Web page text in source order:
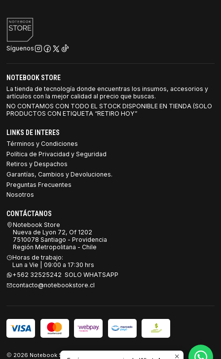
Síguenos
NOTEBOOK STORE
La tienda de tecnología donde encuentras los insumos, accesorios y
artículos con la mejor calidad al precio que buscas.
NO CONTAMOS CON TODO EL STOCK DISPONIBLE EN TIENDA (SOLO
PRODUCTOS CON ETIQUETA “RETIRO HOY”
LINKS DE INTERES
Términos y Condiciones
Política de Privacidad y Seguridad
Retiros y Despachos
Garantías, Cambios y Devoluciones.
Preguntas Frecuentes
Nosotros
CONTÁCTANOS
Notebook Store
Nueva de Lyon 72, Of 1202
7510078 Santiago - Providencia
Región Metropolitana - Chile
Horas de trabajo:
Lun a Vie | 09:00 a 17:30 hrs
+562 32525242 SOLO WHATSAPP
contacto@notebookstore.cl
2026 Notebook Store.